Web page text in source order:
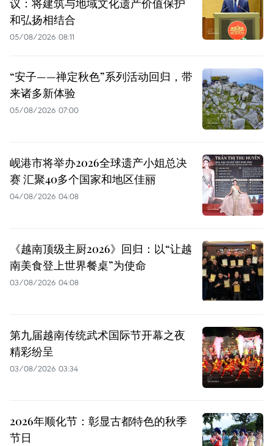
议：将建筑与地域文化遗产价值保护
和弘扬相结合
05/08/2026 08:11
“安子——禅定秋色”系列活动回归，带
来诸多新体验
05/08/2026 07:00
岘港市将举办2026全球遗产小姐总决
赛 汇聚40多个国家和地区佳丽
04/08/2026 04:08
《越南顶级主厨2026》回归：以“让越
南美食登上世界餐桌”为使命
03/08/2026 04:08
第九届越南传统武术国际节开幕之夜
精彩纷呈
03/08/2026 03:34
2026年顺化节：彰显古都特色的秋季
节日